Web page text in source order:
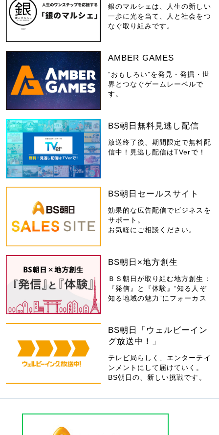
銀のマルシェは、人生の新しい
一歩に光を当て、人と社会をつ
なぐ取り組みです。
AMBER GAMES
“おもしろい”を発見・発掘・世
界とつなぐゲームレーベルで
す。
BS朝日無料見逃し配信
放送終了後、期間限定で無料配
信中！見逃し配信はTVerで！
BS朝日セールスサイト
効果的な広告配信でビジネスを
サポート。
お気軽にご相談ください。
BS朝日×地方創生
ＢＳ朝日が取り組む地方創生：
『発信』と『体験』“知る人ぞ
知る地域の魅力”にフォーカス
BS朝日「ウェルビーイン
グ放送中！」
テレビ局らしく、エンターテイ
ンメントにして届けていく。
BS朝日の、新しい挑戦です。